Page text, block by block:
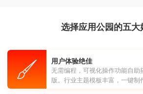
选择应用公园的五大
用户体验绝佳
无需编程，可视化操作功能自助
版。行业主题模板丰富，一键制